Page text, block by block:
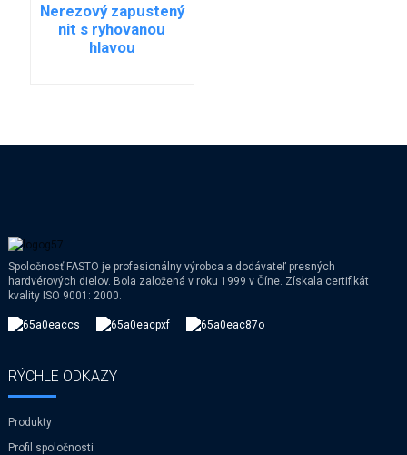
Nerezový zapustený
nit s ryhovanou
hlavou
Spoločnosť FASTO je profesionálny výrobca a dodávateľ presných
hardvérových dielov. Bola založená v roku 1999 v Číne. Získala certifikát
kvality ISO 9001: 2000.
RÝCHLE ODKAZY
Produkty
Profil spoločnosti